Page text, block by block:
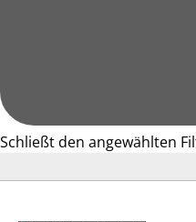
Schließt den angewählten